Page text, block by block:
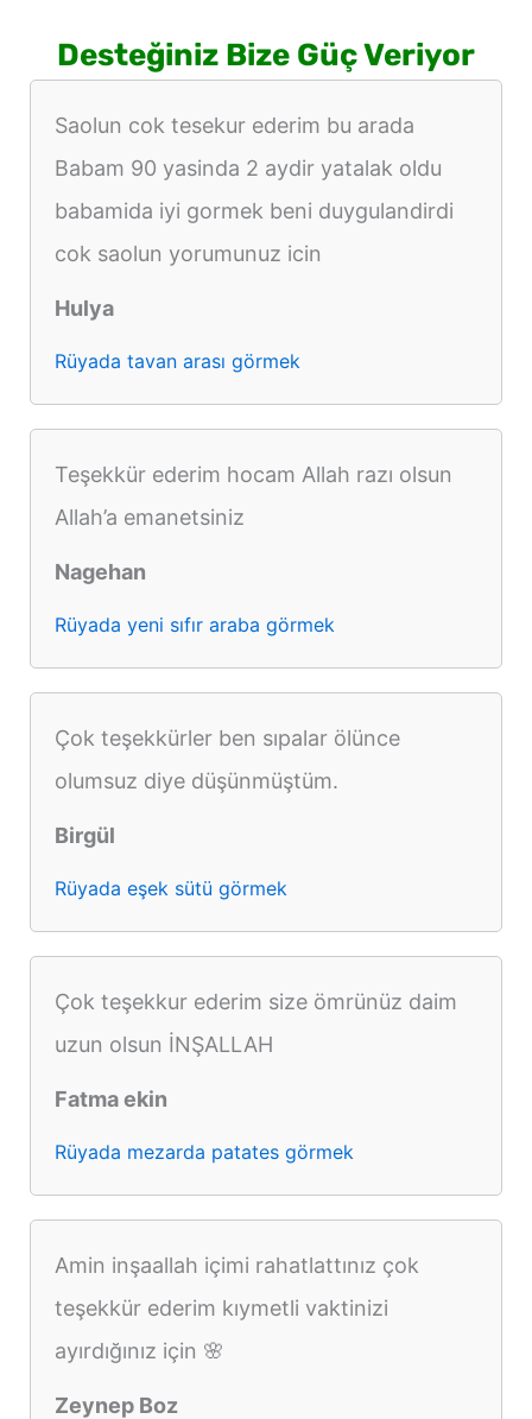
Desteğiniz Bize Güç Veriyor
Saolun cok tesekur ederim bu arada
Babam 90 yasinda 2 aydir yatalak oldu
babamida iyi gormek beni duygulandirdi
cok saolun yorumunuz icin
Hulya
Rüyada tavan arası görmek
Teşekkür ederim hocam Allah razı olsun
Allah’a emanetsiniz
Nagehan
Rüyada yeni sıfır araba görmek
Çok teşekkürler ben sıpalar ölünce
olumsuz diye düşünmüştüm.
Birgül
Rüyada eşek sütü görmek
Çok teşekkur ederim size ömrünüz daim
uzun olsun İNŞALLAH
Fatma ekin
Rüyada mezarda patates görmek
Amin inşaallah içimi rahatlattınız çok
teşekkür ederim kıymetli vaktinizi
ayırdığınız için 🌸
Zeynep Boz